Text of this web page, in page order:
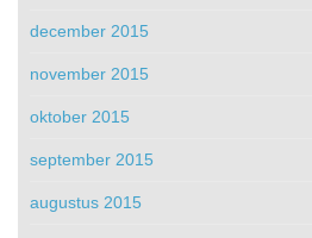
december 2015
november 2015
oktober 2015
september 2015
augustus 2015